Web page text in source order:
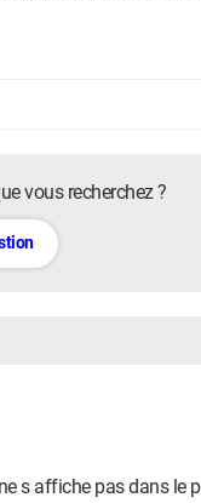
vous recherchez ?
s affiche pas dans le